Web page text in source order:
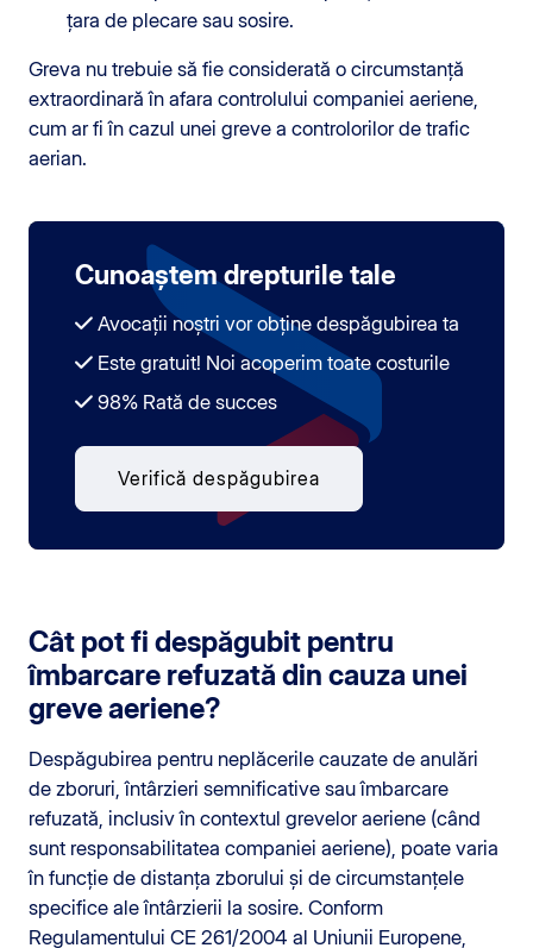
țara de plecare sau sosire.
Greva nu trebuie să fie considerată o circumstanță
extraordinară în afara controlului companiei aeriene,
cum ar fi în cazul unei greve a controlorilor de trafic
aerian.
Cunoaștem drepturile tale
Avocații noștri vor obține despăgubirea ta
Este gratuit! Noi acoperim toate costurile
98% Rată de succes
Verifică despăgubirea
Cât pot fi despăgubit pentru
îmbarcare refuzată din cauza unei
greve aeriene?
Despăgubirea pentru neplăcerile cauzate de anulări
de zboruri, întârzieri semnificative sau îmbarcare
refuzată, inclusiv în contextul grevelor aeriene (când
sunt responsabilitatea companiei aeriene), poate varia
în funcție de distanța zborului și de circumstanțele
specifice ale întârzierii la sosire. Conform
Regulamentului CE 261/2004 al Uniunii Europene,